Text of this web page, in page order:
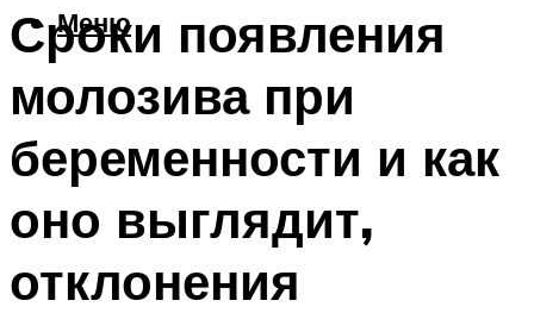
Меню
Сроки появления
молозива при
беременности и как
оно выглядит,
отклонения